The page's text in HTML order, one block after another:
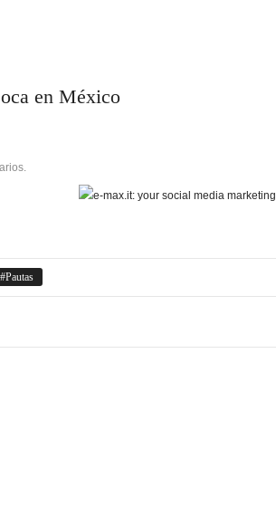
en México
Pautas